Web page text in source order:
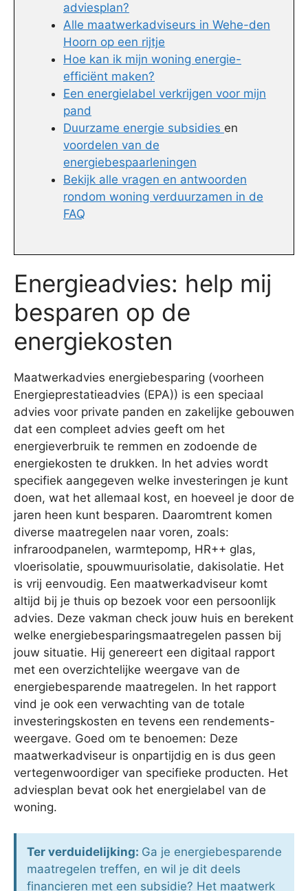
adviesplan?
Alle maatwerkadviseurs in Wehe-den
Hoorn op een rijtje
Hoe kan ik mijn woning energie-
efficiënt maken?
Een energielabel verkrijgen voor mijn
pand
Duurzame energie subsidies en
voordelen van de
energiebespaarleningen
Bekijk alle vragen en antwoorden
rondom woning verduurzamen in de
FAQ
Energieadvies: help mij
besparen op de
energiekosten
Maatwerkadvies energiebesparing (voorheen
Energieprestatieadvies (EPA)) is een speciaal
advies voor private panden en zakelijke gebouwen
dat een compleet advies geeft om het
energieverbruik te remmen en zodoende de
energiekosten te drukken. In het advies wordt
specifiek aangegeven welke investeringen je kunt
doen, wat het allemaal kost, en hoeveel je door de
jaren heen kunt besparen. Daaromtrent komen
diverse maatregelen naar voren, zoals:
infraroodpanelen, warmtepomp, HR++ glas,
vloerisolatie, spouwmuurisolatie, dakisolatie. Het
is vrij eenvoudig. Een maatwerkadviseur komt
altijd bij je thuis op bezoek voor een persoonlijk
advies. Deze vakman check jouw huis en berekent
welke energiebesparingsmaatregelen passen bij
jouw situatie. Hij genereert een digitaal rapport
met een overzichtelijke weergave van de
energiebesparende maatregelen. In het rapport
vind je ook een verwachting van de totale
investeringskosten en tevens een rendements-
weergave. Goed om te benoemen: Deze
maatwerkadviseur is onpartijdig en is dus geen
vertegenwoordiger van specifieke producten. Het
adviesplan bevat ook het energielabel van de
woning.
Ter verduidelijking: Ga je energiebesparende
maatregelen treffen, en wil je dit deels
financieren met een subsidie? Het maatwerk